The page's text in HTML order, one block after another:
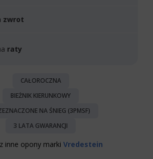
zwrot
raty
CAŁOROCZNA
BIEŻNIK KIERUNKOWY
NA ŚNIEG (3PMSF)
3 LATA GWARANCJI
inne opony marki Vredestein